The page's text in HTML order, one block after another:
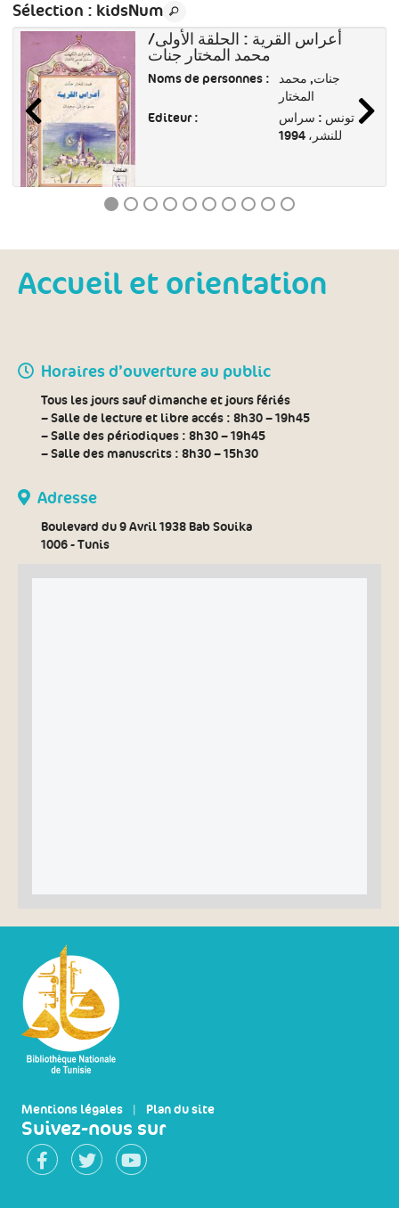
Sélection : kidsNum
أعراس القرية : الحلقة الأولى/
محمد المختار جنات
Noms de personnes :
جنات, محمد
المختار
Editeur :
تونس : سراس
للنشر، 1994
Accueil et orientation
Horaires d’ouverture au public
Tous les jours sauf dimanche et jours fériés
– Salle de lecture et libre accés : 8h30 – 19h45
– Salle des périodiques : 8h30 – 19h45
– Salle des manuscrits : 8h30 – 15h30
Adresse
Boulevard du 9 Avril 1938 Bab Souika
1006 - Tunis
Mentions légales | Plan du site
Suivez-nous sur